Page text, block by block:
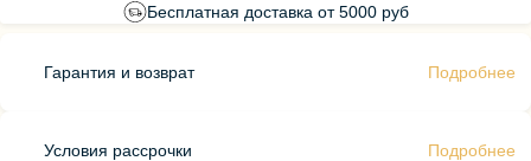
Бесплатная доставка от 5000 руб
Гарантия и возврат Подробнее
Условия рассрочки Подробнее